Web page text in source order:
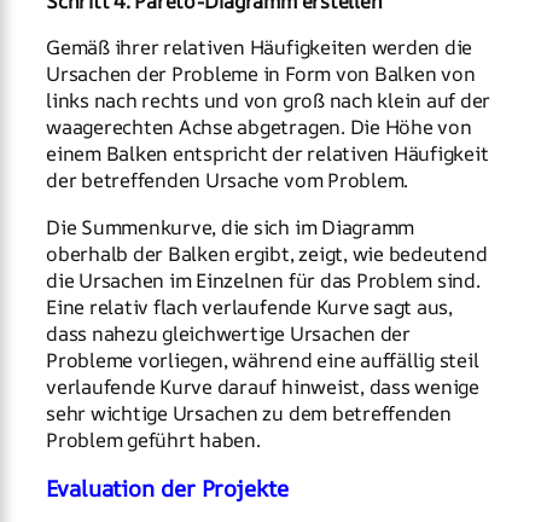
Gemäß ihrer relativen Häufigkeiten werden die
Ursachen der Probleme in Form von Balken von
links nach rechts und von groß nach klein auf der
waagerechten Achse abgetragen. Die Höhe von
einem Balken entspricht der relativen Häufigkeit
der betreffenden Ursache vom Problem.
Die Summenkurve, die sich im Diagramm
oberhalb der Balken ergibt, zeigt, wie bedeutend
die Ursachen im Einzelnen für das Problem sind.
Eine relativ flach verlaufende Kurve sagt aus,
dass nahezu gleichwertige Ursachen der
Probleme vorliegen, während eine auffällig steil
verlaufende Kurve darauf hinweist, dass wenige
sehr wichtige Ursachen zu dem betreffenden
Problem geführt haben.
Evaluation der Projekte